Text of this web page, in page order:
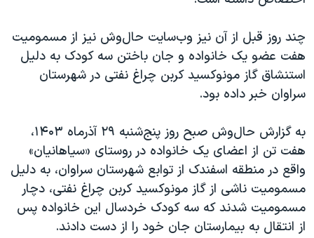
چند روز قبل از آن نیز وب‌سایت حال‌وش نیز از مسمومیت
هفت عضو یک خانواده و جان باختن سه کودک به دلیل
استنشاق گاز مونوکسید کربن چراغ نفتی در شهرستان
سراوان خبر داده بود.
به گزارش حال‌وش صبح روز پنج‌شنبه ۲۹ آذرماه ۱۴۰۳،
هفت تن از اعضای یک خانواده در روستای «سیاهانیان»
واقع در منطقه اسفندک از توابع شهرستان سراوان، به دلیل
مسمومیت ناشی از گاز مونوکسید کربن چراغ نفتی، دچار
مسمومیت شدند که سه کودک خردسال این خانواده پس
از انتقال به بیمارستان جان خود را از دست دادند.